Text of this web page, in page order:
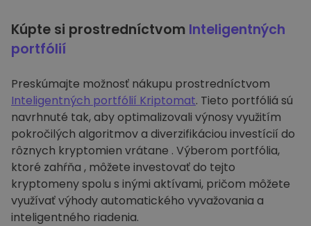
Kúpte si prostredníctvom Inteligentných
portfólií
Preskúmajte možnosť nákupu prostredníctvom
Inteligentných portfólií Kriptomat. Tieto portfóliá sú
navrhnuté tak, aby optimalizovali výnosy využitím
pokročilých algoritmov a diverzifikáciou investícií do
rôznych kryptomien vrátane . Výberom portfólia,
ktoré zahŕňa , môžete investovať do tejto
kryptomeny spolu s inými aktívami, pričom môžete
využívať výhody automatického vyvažovania a
inteligentného riadenia.